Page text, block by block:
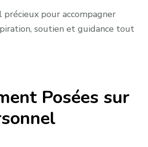
pour accompagner
soutien et guidance tout
Posées sur